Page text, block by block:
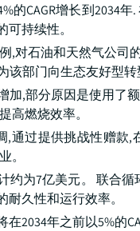
的CAGR增长到2034
持续性。
,对石油和天然气公司
该部门向生态友好型转
加,部分原因是使用了
高燃烧效率。
,通过提供挑战性赠款
。
约为7亿美元。 联合
久性和运行效率。
2034年之前以5%的